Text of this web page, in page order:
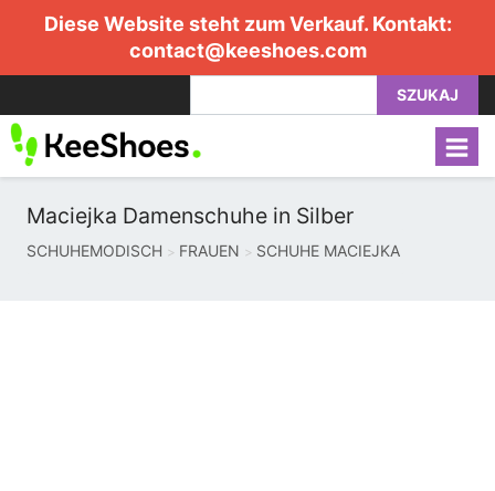
Diese Website steht zum Verkauf. Kontakt:
contact@keeshoes.com
SZUKAJ
Maciejka Damenschuhe in Silber
SCHUHEMODISCH FRAUEN SCHUHE MACIEJKA